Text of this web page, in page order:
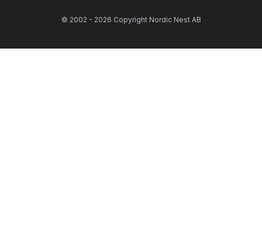
© 2002 - 2026 Copyright Nordic Nest AB